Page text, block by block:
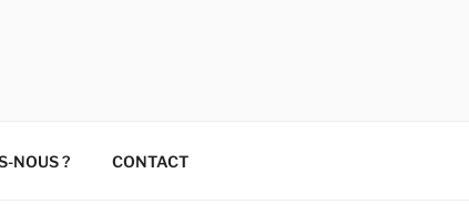
NOUS ? CONTACT